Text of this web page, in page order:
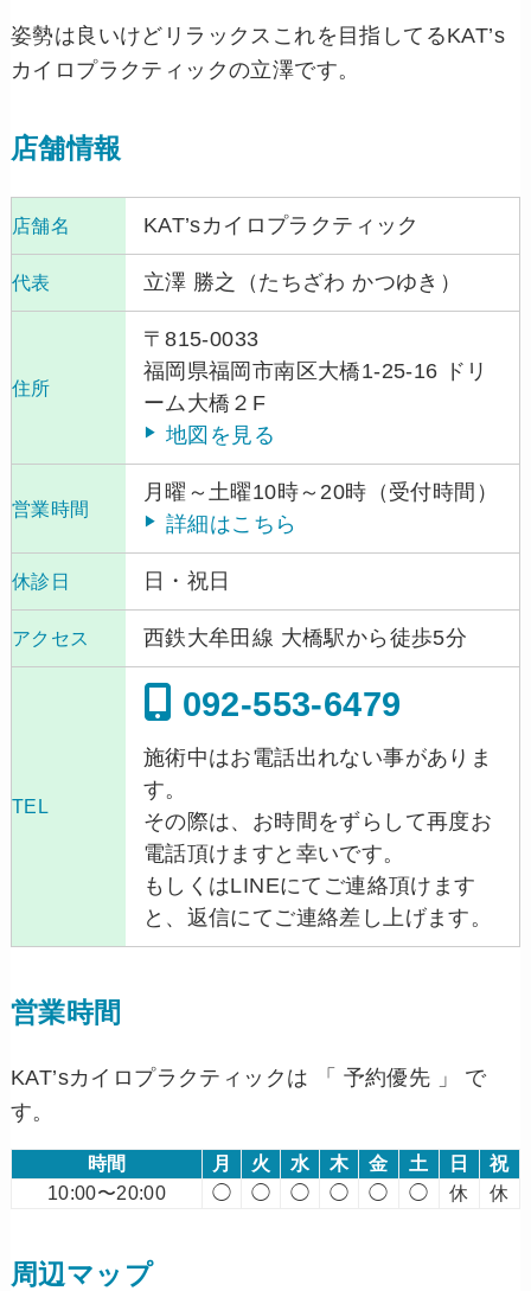
姿勢は良いけどリラックスこれを目指してるKAT’s
カイロプラクティックの立澤です。
店舗情報
店舗名 KAT’sカイロプラクティック
代表 立澤 勝之（たちざわ かつゆき）
住所
〒815-0033
福岡県福岡市南区大橋1-25-16 ドリ
ーム大橋２F
地図を見る
営業時間
月曜～土曜10時～20時（受付時間）
詳細はこちら
休診日 日・祝日
アクセス 西鉄大牟田線 大橋駅から徒歩5分
TEL
092-553-6479
施術中はお電話出れない事がありま
す。
その際は、お時間をずらして再度お
電話頂けますと幸いです。
もしくはLINEにてご連絡頂けます
と、返信にてご連絡差し上げます。
営業時間
KAT’sカイロプラクティックは 「 予約優先 」 で
す。
時間 月 火 水 木 金 土 日
祝
10:00〜20:00
◯ ◯ ◯ ◯ ◯ ◯ 休 休
周辺マップ